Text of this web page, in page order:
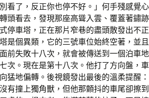
看了，反正你也停不好。」何手殘感覺心
頭看去，發現那座高聳入雲、覆蓋著鏽跡
停車塔，正在那片窄巷的盡頭散發出不正
是個異類，它的三號車位始終空著，並且
前失敗十八次，就會被傳送到一個泊車地
次。現在是第十八次。他打了方向盤，車
猛地偏轉。後視鏡發出最後的溫柔提醒：
有撞上獨角獸，但他那顫抖的車尾卻擦到